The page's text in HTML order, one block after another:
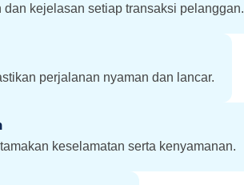
kejelasan setiap transaksi pelanggan.
perjalanan nyaman dan lancar.
keselamatan serta kenyamanan.